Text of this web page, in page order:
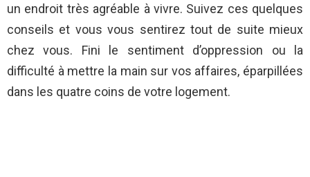
un endroit très agréable à vivre. Suivez ces quelques
conseils et vous vous sentirez tout de suite mieux
chez vous. Fini le sentiment d’oppression ou la
difficulté à mettre la main sur vos affaires, éparpillées
dans les quatre coins de votre logement.